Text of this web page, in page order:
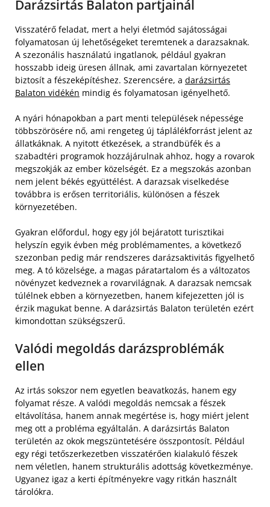
Darázsirtás Balaton partjainál
Visszatérő feladat, mert a helyi életmód sajátosságai
folyamatosan új lehetőségeket teremtenek a darazsaknak.
A szezonális használatú ingatlanok, például gyakran
hosszabb ideig üresen állnak, ami zavartalan környezetet
biztosít a fészeképítéshez. Szerencsére, a darázsirtás
Balaton vidékén mindig és folyamatosan igényelhető.
A nyári hónapokban a part menti települések népessége
többszörösére nő, ami rengeteg új táplálékforrást jelent az
állatkáknak. A nyitott étkezések, a strandbüfék és a
szabadtéri programok hozzájárulnak ahhoz, hogy a rovarok
megszokják az ember közelségét. Ez a megszokás azonban
nem jelent békés együttélést. A darazsak viselkedése
továbbra is erősen territoriális, különösen a fészek
környezetében.
Gyakran előfordul, hogy egy jól bejáratott turisztikai
helyszín egyik évben még problémamentes, a következő
szezonban pedig már rendszeres darázsaktivitás figyelhető
meg. A tó közelsége, a magas páratartalom és a változatos
növényzet kedveznek a rovarvilágnak. A darazsak nemcsak
túlélnek ebben a környezetben, hanem kifejezetten jól is
érzik magukat benne. A darázsirtás Balaton területén ezért
kimondottan szükségszerű.
Valódi megoldás darázsproblémák
ellen
Az irtás sokszor nem egyetlen beavatkozás, hanem egy
folyamat része. A valódi megoldás nemcsak a fészek
eltávolítása, hanem annak megértése is, hogy miért jelent
meg ott a probléma egyáltalán. A darázsirtás Balaton
területén az okok megszüntetésére összpontosít. Például
egy régi tetőszerkezetben visszatérően kialakuló fészek
nem véletlen, hanem strukturális adottság következménye.
Ugyanez igaz a kerti építményekre vagy ritkán használt
tárolókra.